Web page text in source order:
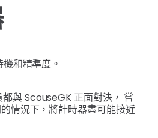
和精準度。
與 ScouseGK 正面對決， 嘗
情況下，將計時器盡可能接近